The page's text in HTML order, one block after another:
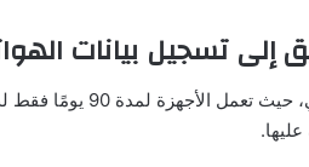
إلى تسجيل بيانات
للاستخدام